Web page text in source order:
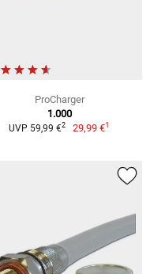
ProCharger
1.000
UVP 59,99 €2 29,99 €1